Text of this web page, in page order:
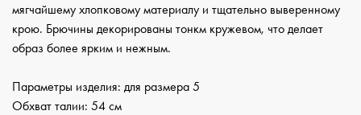
мягчайшему хлопковому материалу и тщательно выверенному
крою. Брючины декорированы тонкм кружевом, что делает
образ более ярким и нежным.
Параметры изделия: для размера 5
Обхват талии: 54 см